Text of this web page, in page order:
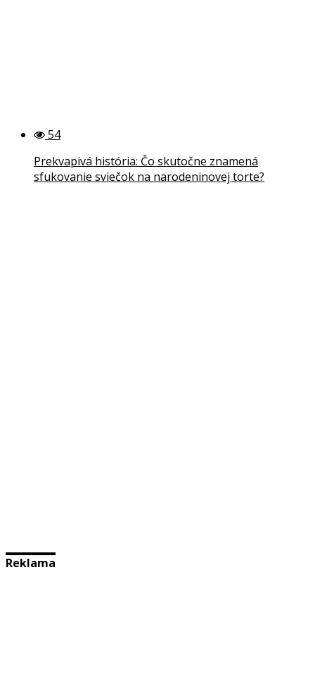
54
Prekvapivá história: Čo skutočne znamená
sfukovanie sviečok na narodeninovej torte?
Reklama